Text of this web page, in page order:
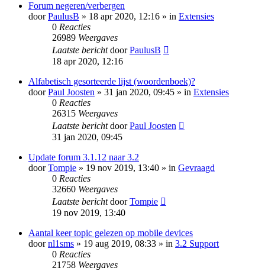
Forum negeren/verbergen
doorPaulusB » 18 apr 2020, 12:16 » in Extensies
0 Reacties
26989 Weergaves
Laatste berichtdoorPaulusB
18 apr 2020, 12:16
Alfabetisch gesorteerde lijst (woordenboek)?
doorPaul Joosten » 31 jan 2020, 09:45 » in Extensies
0 Reacties
26315 Weergaves
Laatste berichtdoorPaul Joosten
31 jan 2020, 09:45
Update forum 3.1.12 naar 3.2
doorTompie » 19 nov 2019, 13:40 » in Gevraagd
0 Reacties
32660 Weergaves
Laatste berichtdoorTompie
19 nov 2019, 13:40
Aantal keer topic gelezen op mobile devices
doornl1sms » 19 aug 2019, 08:33 » in 3.2 Support
0 Reacties
21758 Weergaves